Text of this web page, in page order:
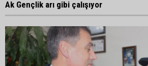
Ak Gençlik arı gibi çalışıyor